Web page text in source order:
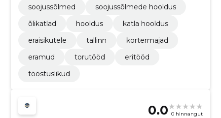
soojussõlmed
soojussõlmede hooldus
õlikatlad
hooldus
katla hooldus
eraisikutele
tallinn
kortermajad
eramud
torutööd
eritööd
tööstuslikud
0.0 0 hinnangut